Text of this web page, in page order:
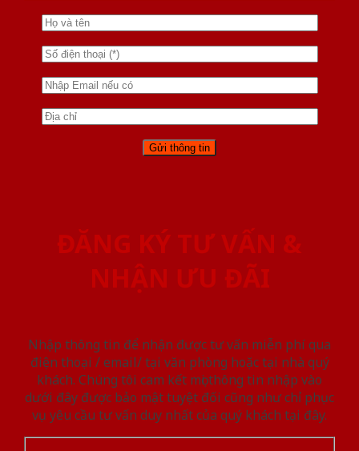
ĐĂNG KÝ TƯ VẤN &
NHẬN ƯU ĐÃI
Nhập thông tin để nhận được tư vấn miễn phí qua
điện thoại / email/ tại văn phòng hoặc tại nhà quý
khách. Chúng tôi cam kết mọi thông tin nhập vào
dưới đây được bảo mật tuyệt đối cũng như chỉ phục
vụ yêu cầu tư vấn duy nhất của quý khách tại đây.